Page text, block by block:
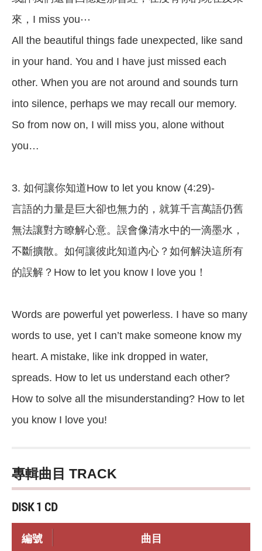
來，I miss you⋯
All the beautiful things fade unexpected, like sand
in your hand. You and I have just missed each
other. When you are not around and sounds turn
into silence, perhaps we may recall our memory.
So from now on, I will miss you, alone without
you…
3. 如何讓你知道How to let you know (4:29)-
言語的力量是巨大卻也無力的，就算千言萬語仍舊
無法讓對方瞭解心意。誤會像清水中的一滴墨水，
不斷擴散。如何讓彼此知道內心？如何解決這所有
的誤解？How to let you know I love you！
Words are powerful yet powerless. I have so many
words to use, yet I can’t make someone know my
heart. A mistake, like ink dropped in water,
spreads. How to let us understand each other?
How to solve all the misunderstanding? How to let
you know I love you!
專輯曲目 TRACK
DISK 1 CD
編號 曲目